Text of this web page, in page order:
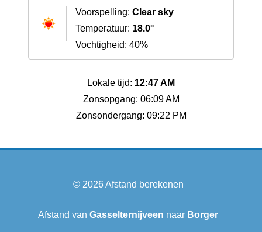
Voorspelling: Clear sky
Temperatuur: 18.0°
Vochtigheid: 40%
Lokale tijd: 12:47 AM
Zonsopgang: 06:09 AM
Zonsondergang: 09:22 PM
© 2026Afstand berekenen
Afstand van Gasselternijveen naar Borger